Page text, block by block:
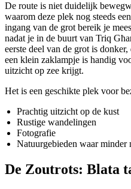
De route is niet duidelijk
waarom deze plek nog steeds
ingang van de grot bereik je
nadat je in de buurt van Triq
eerste deel van de grot is
een klein zaklampje is handig
uitzicht op zee krijgt.
Het is een geschikte plek voor
Prachtig uitzicht op de kust
Rustige wandelingen
Fotografie
Natuurgebieden waar minder
De Zoutrots: Blata